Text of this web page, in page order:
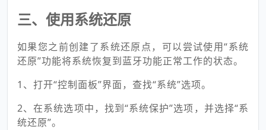
三、使用系统还原
如果您之前创建了系统还原点，可以尝试使用“系统
还原”功能将系统恢复到蓝牙功能正常工作的状态。
1、打开“控制面板”界面，查找“系统”选项。
2、在系统选项中，找到“系统保护”选项，并选择“系
统还原”。